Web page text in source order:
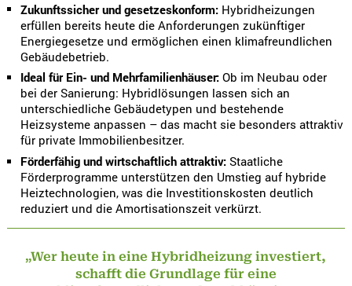
Zukunftssicher und gesetzeskonform: Hybridheizungen
erfüllen bereits heute die Anforderungen zukünftiger
Energiegesetze und ermöglichen einen klimafreundlichen
Gebäudebetrieb.
Ideal für Ein- und Mehrfamilienhäuser: Ob im Neubau oder
bei der Sanierung: Hybridlösungen lassen sich an
unterschiedliche Gebäudetypen und bestehende
Heizsysteme anpassen – das macht sie besonders attraktiv
für private Immobilienbesitzer.
Förderfähig und wirtschaftlich attraktiv: Staatliche
Förderprogramme unterstützen den Umstieg auf hybride
Heiztechnologien, was die Investitionskosten deutlich
reduziert und die Amortisationszeit verkürzt.
„Wer heute in eine Hybridheizung investiert,
schafft die Grundlage für eine